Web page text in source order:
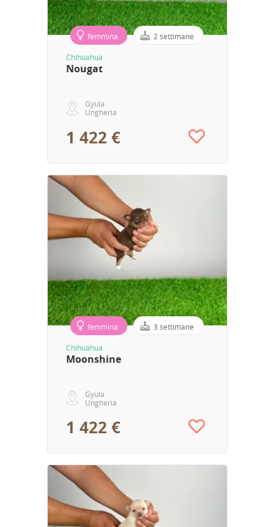
femmina 2 settimane
Chihuahua
Nougat
Gyula
Ungheria
1 422 €
femmina 3 settimane
Chihuahua
Moonshine
Gyula
Ungheria
1 422 €